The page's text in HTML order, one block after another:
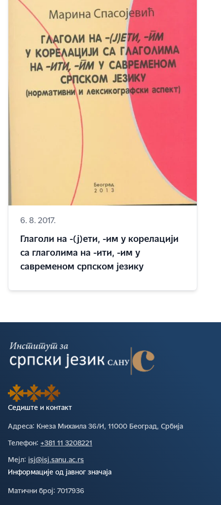
6. 8. 2017.
Глаголи на -(ј)ети, -им у корелацији
са глаголима на -ити, -им у
савременом српском језику
Седиште и контакт
Адреса∶ Кнеза Михаила 36/И, 11000 Београд, Србија
Телефон∶ +381 11 3208221
Мејл∶ isj@isj.sanu.ac.rs
Информације од јавног значаја
Матични број∶ 7017936